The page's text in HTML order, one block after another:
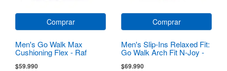
Comprar
Men's Go Walk Max
Cushioning Flex - Raf
$59.990
Comprar
Men's Slip-Ins Relaxed Fit:
Go Walk Arch Fit N-Joy -
$69.990